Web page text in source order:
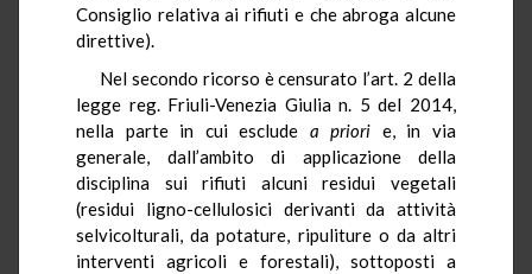
Consiglio relativa ai rifiuti e che abroga alcune
direttive).
Nel secondo ricorso è censurato l’art. 2 della
legge reg. Friuli-Venezia Giulia n. 5 del 2014,
nella parte in cui esclude a priori e, in via
generale, dall’ambito di applicazione della
disciplina sui rifiuti alcuni residui vegetali
(residui ligno-cellulosici derivanti da attività
selvicolturali, da potature, ripuliture o da altri
interventi agricoli e forestali), sottoposti a